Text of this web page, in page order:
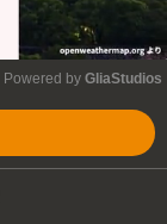
Powered by GliaStudios